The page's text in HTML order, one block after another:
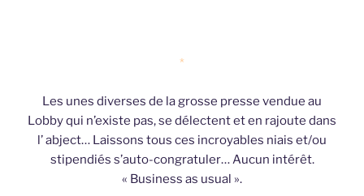
*
Les unes diverses de la grosse presse vendue au
Lobby qui n’existe pas, se délectent et en rajoute dans
l’ abject… Laissons tous ces incroyables niais et/ou
stipendiés s’auto-congratuler… Aucun intérêt.
« Business as usual ».